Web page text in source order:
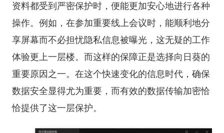
资料都受到严密保护时，便能更加安心地进行各种
操作。例如，在参加重要线上会议时，能顺利地分
享屏幕而不必担忧隐私信息被曝光，这无疑的工作
体验更上一层楼。而这样的保障正是选择向日葵的
重要原因之一。在这个快速变化的信息时代，确保
数据安全显得尤为重要，而有效的数据传输加密恰
恰提供了这一层保护。